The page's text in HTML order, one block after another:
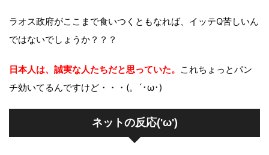
ラオス政府がここまで食いつくともなれば、イッテQ苦しいん
ではないでしょうか？？？
日本人は、誠実な人たちだと思っていた。
これちょっとパン
チ効いてるんですけど・・・(。´･ω･)
ネットの反応('ω')